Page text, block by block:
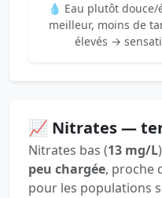
💧 Eau plutôt
meilleur, moins de
élevés →
📈 Nitrates —
Nitrates bas (13 mg/L
peu chargée, proche
pour les populations